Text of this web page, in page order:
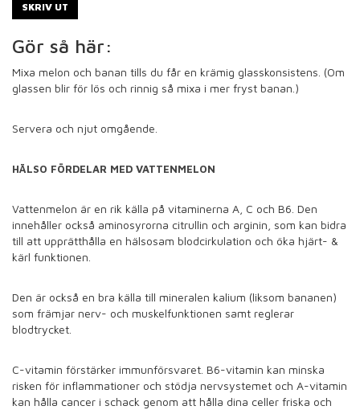
SKRIV UT
Gör så här:
Mixa melon och banan tills du får en krämig glasskonsistens. (Om
glassen blir för lös och rinnig så mixa i mer fryst banan.)
Servera och njut omgående.
HÄLSO FÖRDELAR MED VATTENMELON
Vattenmelon är en rik källa på vitaminerna A, C och B6. Den
innehåller också aminosyrorna citrullin och arginin, som kan bidra
till att upprätthålla en hälsosam blodcirkulation och öka hjärt- &
kärl funktionen.
Den är också en bra källa till mineralen kalium (liksom bananen)
som främjar nerv- och muskelfunktionen samt reglerar
blodtrycket.
C-vitamin förstärker immunförsvaret. B6-vitamin kan minska
risken för inflammationer och stödja nervsystemet och A-vitamin
kan hålla cancer i schack genom att hålla dina celler friska och